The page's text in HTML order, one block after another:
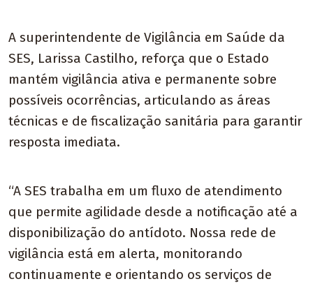
A superintendente de Vigilância em Saúde da
SES, Larissa Castilho, reforça que o Estado
mantém vigilância ativa e permanente sobre
possíveis ocorrências, articulando as áreas
técnicas e de fiscalização sanitária para garantir
resposta imediata.
“A SES trabalha em um fluxo de atendimento
que permite agilidade desde a notificação até a
disponibilização do antídoto. Nossa rede de
vigilância está em alerta, monitorando
continuamente e orientando os serviços de